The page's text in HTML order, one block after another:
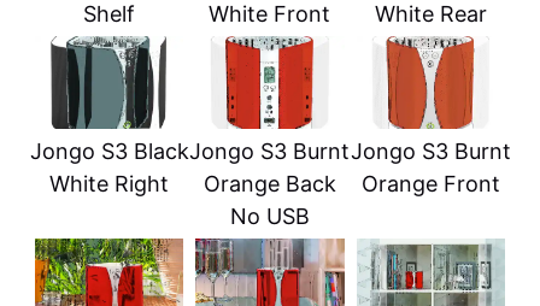
Shelf
White Front
White Rear
Jongo S3 Black
White Right
Jongo S3 Burnt
Orange Back
No USB
Jongo S3 Burnt
Orange Front